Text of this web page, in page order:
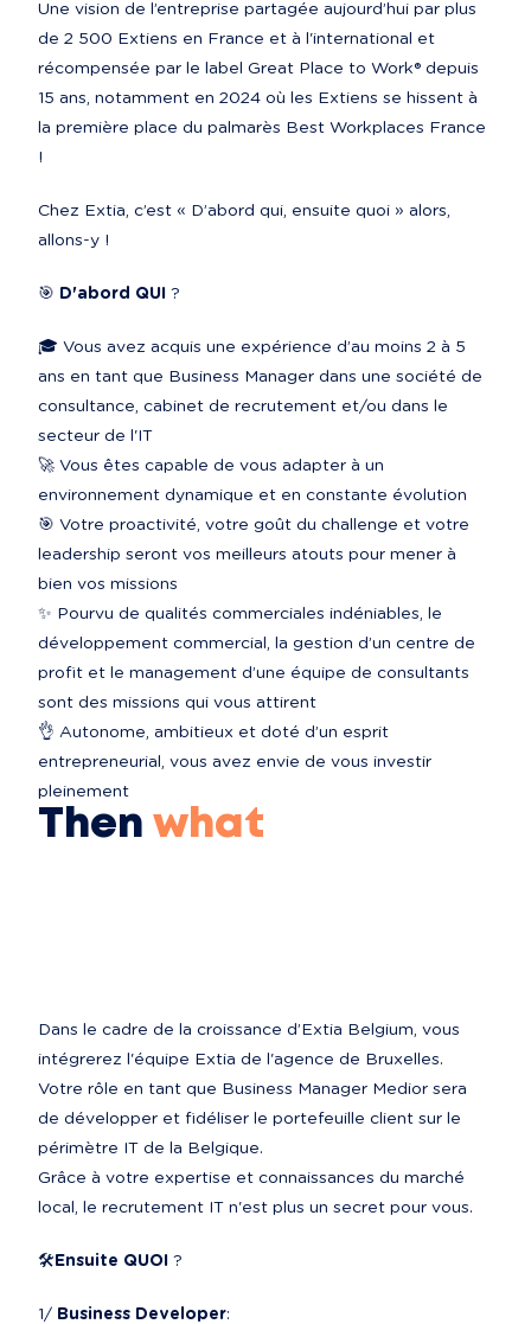
Une vision de l’entreprise partagée aujourd’hui par plus
de 2 500 Extiens en France et à l'international et
récompensée par le label Great Place to Work® depuis
15 ans, notamment en 2024 où les Extiens se hissent à
la première place du palmarès Best Workplaces France
!
Chez Extia, c’est « D’abord qui, ensuite quoi » alors,
allons-y !
🎯 D'abord QUI ?
🎓 Vous avez acquis une expérience d’au moins 2 à 5
ans en tant que Business Manager dans une société de
consultance, cabinet de recrutement et/ou dans le
secteur de l'IT
🚀 Vous êtes capable de vous adapter à un
environnement dynamique et en constante évolution
🎯 Votre proactivité, votre goût du challenge et votre
leadership seront vos meilleurs atouts pour mener à
bien vos missions
✨ Pourvu de qualités commerciales indéniables, le
développement commercial, la gestion d’un centre de
profit et le management d’une équipe de consultants
sont des missions qui vous attirent
👌 Autonome, ambitieux et doté d’un esprit
entrepreneurial, vous avez envie de vous investir
pleinement
Then what
Dans le cadre de la croissance d’Extia Belgium, vous
intégrerez l'équipe Extia de l'agence de Bruxelles.
Votre rôle en tant que Business Manager Medior sera
de développer et fidéliser le portefeuille client sur le
périmètre IT de la Belgique.
Grâce à votre expertise et connaissances du marché
local, le recrutement IT n'est plus un secret pour vous.
🛠️Ensuite QUOI ?
1/ Business Developer: